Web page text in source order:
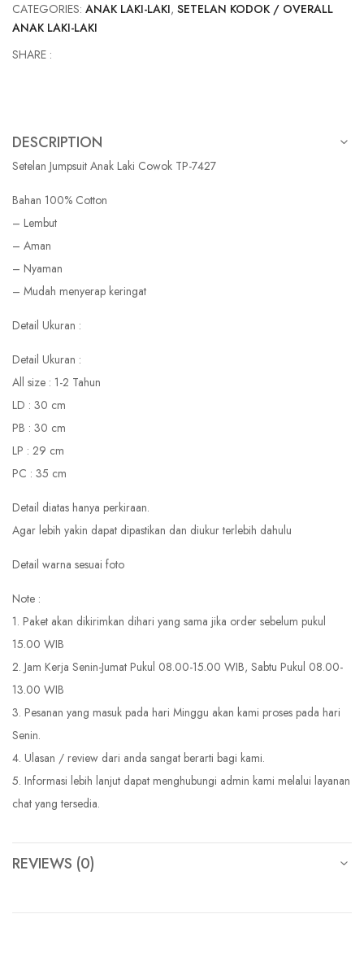
CATEGORIES: ANAK LAKI-LAKI, SETELAN KODOK / OVERALL
ANAK LAKI-LAKI
SHARE :
DESCRIPTION
Setelan Jumpsuit Anak Laki Cowok TP-7427
Bahan 100% Cotton
– Lembut
– Aman
– Nyaman
– Mudah menyerap keringat
Detail Ukuran :
Detail Ukuran :
All size : 1-2 Tahun
LD : 30 cm
PB : 30 cm
LP : 29 cm
PC : 35 cm
Detail diatas hanya perkiraan.
Agar lebih yakin dapat dipastikan dan diukur terlebih dahulu
Detail warna sesuai foto
Note :
1. Paket akan dikirimkan dihari yang sama jika order sebelum pukul
15.00 WIB
2. Jam Kerja Senin-Jumat Pukul 08.00-15.00 WIB, Sabtu Pukul 08.00-
13.00 WIB
3. Pesanan yang masuk pada hari Minggu akan kami proses pada hari
Senin.
4. Ulasan / review dari anda sangat berarti bagi kami.
5. Informasi lebih lanjut dapat menghubungi admin kami melalui layanan
chat yang tersedia.
REVIEWS (0)